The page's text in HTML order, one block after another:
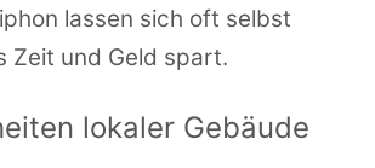
lassen sich oft selbst
Zeit und Geld spart.
lokaler Gebäude